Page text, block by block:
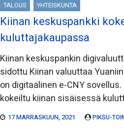
TALOUS YHTEISKUNTA
Kiinan keskuspankki
kuluttajakaupassa
Kiinan keskuspankin
sidottu Kiinan valuuttaa
on digitaalinen e-CNY
kokeiltu kiinan sisäisessä
17 MARRASKUUN, 2021 PIKSU-